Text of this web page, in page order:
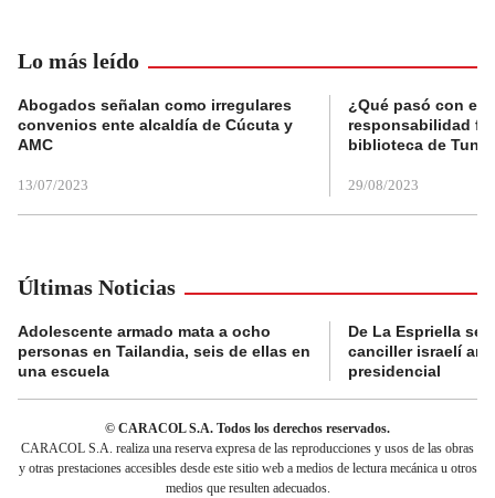
Lo más leído
Abogados señalan como irregulares
convenios ente alcaldía de Cúcuta y
AMC
13/07/2023
¿Qué pasó con el
responsabilidad
biblioteca de
29/08/2023
Últimas Noticias
Adolescente armado mata a ocho
personas en Tailandia, seis de ellas en
una escuela
De La Espriella se
canciller israelí
presidencial
© CARACOL S.A. Todos los derechos reservados.
CARACOL S.A. realiza una reserva expresa de las reproducciones y usos de las obras
y otras prestaciones accesibles desde este sitio web a medios de lectura mecánica u otros
medios que resulten adecuados.